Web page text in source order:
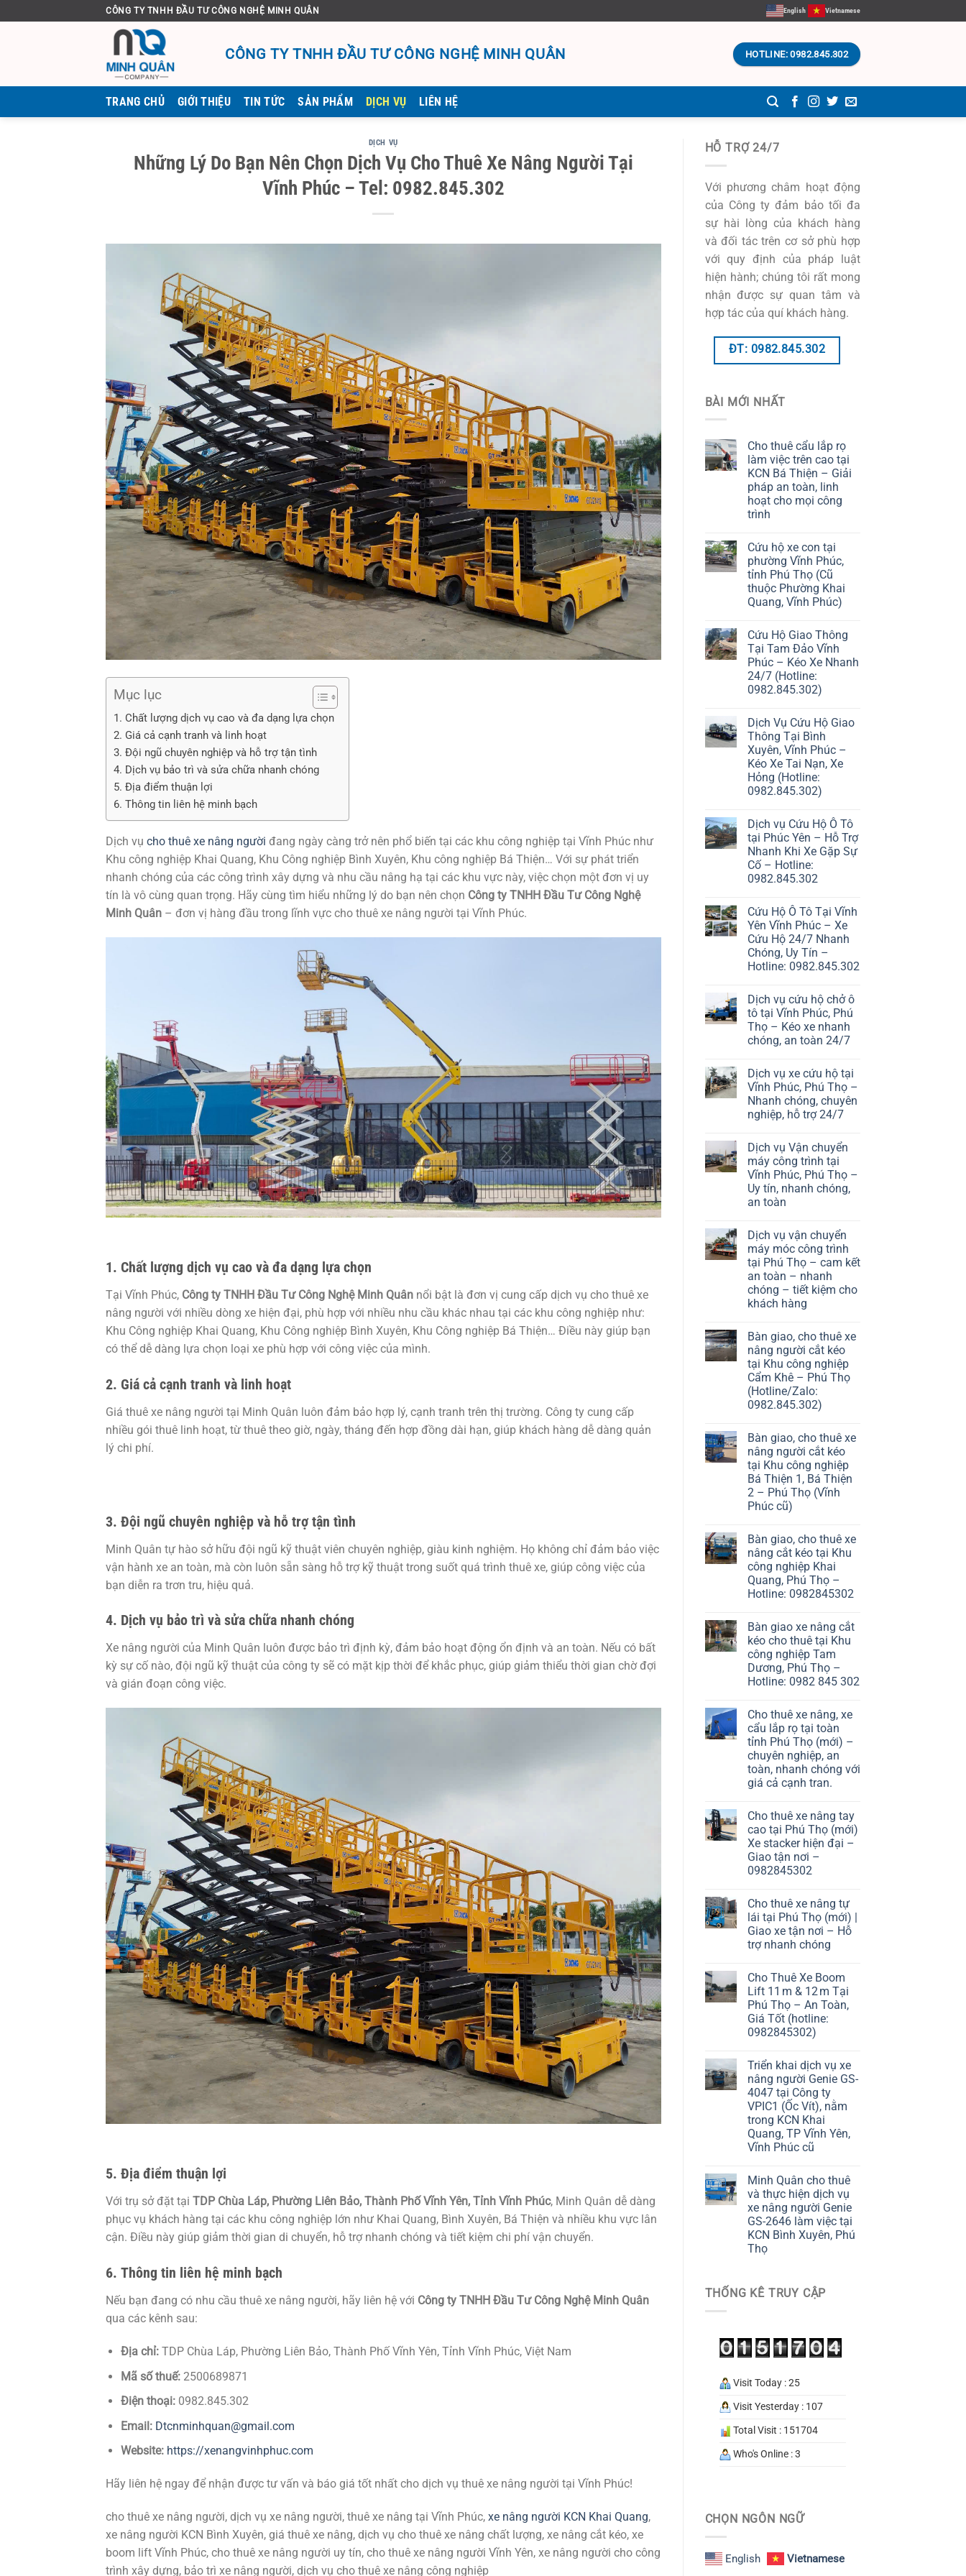
qua
CÔNG TY TNHH ĐẦU TƯ CÔNG NGHỆ MINH QUÂN English Vietnamese
CÔNG TY TNHH ĐẦU TƯ CÔNG NGHỆ MINH QUÂN HOTLINE: 0982.845.302
TRANG CHỦ GIỚI THIỆU TIN TỨC SẢN PHẨM DỊCH VỤ LIÊN HỆ
DỊCH VỤ
Những Lý Do Bạn Nên Chọn Dịch Vụ Cho Thuê Xe Nâng Người Tại
Vĩnh Phúc – Tel: 0982.845.302
Mục lục
1. Chất lượng dịch vụ cao và đa dạng lựa chọn
2. Giá cả cạnh tranh và linh hoạt
3. Đội ngũ chuyên nghiệp và hỗ trợ tận tình
4. Dịch vụ bảo trì và sửa chữa nhanh chóng
5. Địa điểm thuận lợi
6. Thông tin liên hệ minh bạch
Dịch vụ cho thuê xe nâng người đang ngày càng trở nên phổ biến tại các khu công nghiệp tại Vĩnh Phúc như
Khu công nghiệp Khai Quang, Khu Công nghiệp Bình Xuyên, Khu công nghiệp Bá Thiện… Với sự phát triển
nhanh chóng của các công trình xây dựng và nhu cầu nâng hạ tại các khu vực này, việc chọn một đơn vị uy
tín là vô cùng quan trọng. Hãy cùng tìm hiểu những lý do bạn nên chọn Công ty TNHH Đầu Tư Công Nghệ
Minh Quân – đơn vị hàng đầu trong lĩnh vực cho thuê xe nâng người tại Vĩnh Phúc.
1. Chất lượng dịch vụ cao và đa dạng lựa chọn
Tại Vĩnh Phúc, Công ty TNHH Đầu Tư Công Nghệ Minh Quân nổi bật là đơn vị cung cấp dịch vụ cho thuê xe
nâng người với nhiều dòng xe hiện đại, phù hợp với nhiều nhu cầu khác nhau tại các khu công nghiệp như:
Khu Công nghiệp Khai Quang, Khu Công nghiệp Bình Xuyên, Khu Công nghiệp Bá Thiện… Điều này giúp bạn
có thể dễ dàng lựa chọn loại xe phù hợp với công việc của mình.
2. Giá cả cạnh tranh và linh hoạt
Giá thuê xe nâng người tại Minh Quân luôn đảm bảo hợp lý, cạnh tranh trên thị trường. Công ty cung cấp
nhiều gói thuê linh hoạt, từ thuê theo giờ, ngày, tháng đến hợp đồng dài hạn, giúp khách hàng dễ dàng quản
lý chi phí.
3. Đội ngũ chuyên nghiệp và hỗ trợ tận tình
Minh Quân tự hào sở hữu đội ngũ kỹ thuật viên chuyên nghiệp, giàu kinh nghiệm. Họ không chỉ đảm bảo việc
vận hành xe an toàn, mà còn luôn sẵn sàng hỗ trợ kỹ thuật trong suốt quá trình thuê xe, giúp công việc của
bạn diễn ra trơn tru, hiệu quả.
4. Dịch vụ bảo trì và sửa chữa nhanh chóng
Xe nâng người của Minh Quân luôn được bảo trì định kỳ, đảm bảo hoạt động ổn định và an toàn. Nếu có bất
kỳ sự cố nào, đội ngũ kỹ thuật của công ty sẽ có mặt kịp thời để khắc phục, giúp giảm thiểu thời gian chờ đợi
và gián đoạn công việc.
5. Địa điểm thuận lợi
Với trụ sở đặt tại TDP Chùa Láp, Phường Liên Bảo, Thành Phố Vĩnh Yên, Tỉnh Vĩnh Phúc, Minh Quân dễ dàng
phục vụ khách hàng tại các khu công nghiệp lớn như Khai Quang, Bình Xuyên, Bá Thiện và nhiều khu vực lân
cận. Điều này giúp giảm thời gian di chuyển, hỗ trợ nhanh chóng và tiết kiệm chi phí vận chuyển.
6. Thông tin liên hệ minh bạch
Nếu bạn đang có nhu cầu thuê xe nâng người, hãy liên hệ với Công ty TNHH Đầu Tư Công Nghệ Minh Quân
qua các kênh sau:
Địa chỉ:TDP Chùa Láp, Phường Liên Bảo, Thành Phố Vĩnh Yên, Tỉnh Vĩnh Phúc, Việt Nam
Mã số thuế:2500689871
Điện thoại:0982.845.302
Email: Dtcnminhquan@gmail.com
Website: https://xenangvinhphuc.com
Hãy liên hệ ngay để nhận được tư vấn và báo giá tốt nhất cho dịch vụ thuê xe nâng người tại Vĩnh Phúc!
cho thuê xe nâng người, dịch vụ xe nâng người, thuê xe nâng tại Vĩnh Phúc, xe nâng người KCN Khai Quang,
xe nâng người KCN Bình Xuyên, giá thuê xe nâng, dịch vụ cho thuê xe nâng chất lượng, xe nâng cắt kéo, xe
boom lift Vĩnh Phúc, cho thuê xe nâng người uy tín, cho thuê xe nâng người Vĩnh Yên, xe nâng người cho công
trình xây dựng, bảo trì xe nâng người, dịch vụ cho thuê xe nâng công nghiệp
HỖ TRỢ 24/7
Với phương châm hoạt động
của Công ty đảm bảo tối đa
sự hài lòng của khách hàng
và đối tác trên cơ sở phù hợp
với quy định của pháp luật
hiện hành; chúng tôi rất mong
nhận được sự quan tâm và
hợp tác của quí khách hàng.
ĐT: 0982.845.302
BÀI MỚI NHẤT
Cho thuê cẩu lắp rọ
làm việc trên cao tại
KCN Bá Thiện – Giải
pháp an toàn, linh
hoạt cho mọi công
trình
Cứu hộ xe con tại
phường Vĩnh Phúc,
tỉnh Phú Thọ (Cũ
thuộc Phường Khai
Quang, Vĩnh Phúc)
Cứu Hộ Giao Thông
Tại Tam Đảo Vĩnh
Phúc – Kéo Xe Nhanh
24/7 (Hotline:
0982.845.302)
Dịch Vụ Cứu Hộ Giao
Thông Tại Bình
Xuyên, Vĩnh Phúc –
Kéo Xe Tai Nạn, Xe
Hỏng (Hotline:
0982.845.302)
Dịch vụ Cứu Hộ Ô Tô
tại Phúc Yên – Hỗ Trợ
Nhanh Khi Xe Gặp Sự
Cố – Hotline:
0982.845.302
Cứu Hộ Ô Tô Tại Vĩnh
Yên Vĩnh Phúc – Xe
Cứu Hộ 24/7 Nhanh
Chóng, Uy Tín –
Hotline: 0982.845.302
Dịch vụ cứu hộ chở ô
tô tại Vĩnh Phúc, Phú
Thọ – Kéo xe nhanh
chóng, an toàn 24/7
Dịch vụ xe cứu hộ tại
Vĩnh Phúc, Phú Thọ –
Nhanh chóng, chuyên
nghiệp, hỗ trợ 24/7
Dịch vụ Vận chuyển
máy công trình tại
Vĩnh Phúc, Phú Thọ –
Uy tín, nhanh chóng,
an toàn
Dịch vụ vận chuyển
máy móc công trình
tại Phú Thọ – cam kết
an toàn – nhanh
chóng – tiết kiệm cho
khách hàng
Bàn giao, cho thuê xe
nâng người cắt kéo
tại Khu công nghiệp
Cẩm Khê – Phú Thọ
(Hotline/Zalo:
0982.845.302)
Bàn giao, cho thuê xe
nâng người cắt kéo
tại Khu công nghiệp
Bá Thiện 1, Bá Thiện
2 – Phú Thọ (Vĩnh
Phúc cũ)
Bàn giao, cho thuê xe
nâng cắt kéo tại Khu
công nghiệp Khai
Quang, Phú Thọ –
Hotline: 0982845302
Bàn giao xe nâng cắt
kéo cho thuê tại Khu
công nghiệp Tam
Dương, Phú Thọ –
Hotline: 0982 845 302
Cho thuê xe nâng, xe
cẩu lắp rọ tại toàn
tỉnh Phú Thọ (mới) –
chuyên nghiệp, an
toàn, nhanh chóng với
giá cả cạnh tran.
Cho thuê xe nâng tay
cao tại Phú Thọ (mới)
Xe stacker hiện đại –
Giao tận nơi –
0982845302
Cho thuê xe nâng tự
lái tại Phú Thọ (mới) |
Giao xe tận nơi – Hỗ
trợ nhanh chóng
Cho Thuê Xe Boom
Lift 11 m & 12 m Tại
Phú Thọ – An Toàn,
Giá Tốt (hotline:
0982845302)
Triển khai dịch vụ xe
nâng người Genie GS-
4047 tại Công ty
VPIC1 (Ốc Vít), nằm
trong KCN Khai
Quang, TP Vĩnh Yên,
Vĩnh Phúc cũ
Minh Quân cho thuê
và thực hiện dịch vụ
xe nâng người Genie
GS-2646 làm việc tại
KCN Bình Xuyên, Phú
Thọ
THỐNG KÊ TRUY CẬP
Visit Today : 25
Visit Yesterday : 107
Total Visit : 151704
Who's Online : 3
CHỌN NGÔN NGỮ
English Vietnamese